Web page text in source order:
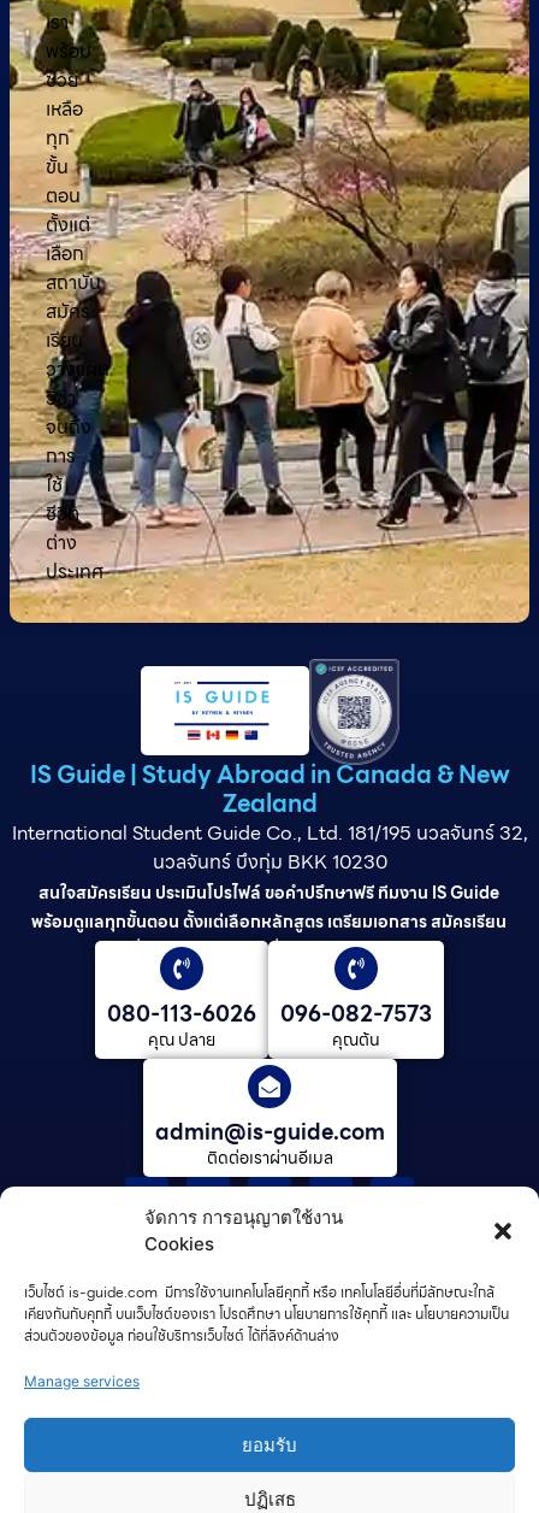
จัดการ การอนุญาตใช้งาน
Cookies
เว็บไซต์ is-guide.com มีการใช้งานเทคโนโลยีคุกกี้ หรือ เทคโนโลยีอื่นที่มีลักษณะใกล้
เคียงกันกับคุกกี้ บนเว็บไซต์ของเรา โปรดศึกษา นโยบายการใช้คุกกี้ และ นโยบายความเป็น
ส่วนตัวของข้อมูล ก่อนใช้บริการเว็บไซต์ ได้ที่ลิงค์ด้านล่าง
Manage services
ยอมรับ
ปฏิเสธ
เรา
พร้อม
ช่วย
เหลือ
ทุก
ขั้น
ตอน
ตั้งแต่
เลือก
สถาบัน
สมัคร
เรียน
วางแผน
วีซ่า
จนถึง
การ
ใช้
ชีวิต
ต่าง
ประเทศ
IS Guide | Study Abroad in Canada & New
Zealand
International Student Guide Co., Ltd. 181/195 นวลจันทร์ 32,
นวลจันทร์ บึงกุ่ม BKK 10230
สนใจสมัครเรียน ประเมินโปรไฟล์ ขอคำปรึกษาฟรี ทีมงาน IS Guide
พร้อมดูแลทุกขั้นตอน ตั้งแต่เลือกหลักสูตร เตรียมเอกสาร สมัครเรียน
ยื่นวีซ่า และดูแลต่อเนื่องจนจบการศึกษา
080-113-6026
คุณ ปลาย
096-082-7573
คุณต้น
admin@is-guide.com
ติดต่อเราผ่านอีเมล
เรียนต่อที่เเคนาดา
เกี่ยวกับเรา
กระบวนการของเรา
รีวิว
ข่าวสาร/บทความ